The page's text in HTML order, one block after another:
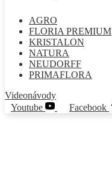
AGRO
FLORIA PREMIUM
KRISTALON
NATURA
NEUDORFF
PRIMAFLORA
Videonávody
Youtube
Facebook